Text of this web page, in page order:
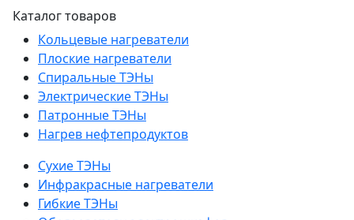
Каталог товаров
Кольцевые нагреватели
Плоские нагреватели
Спиральные ТЭНы
Электрические ТЭНы
Патронные ТЭНы
Нагрев нефтепродуктов
Сухие ТЭНы
Инфракрасные нагреватели
Гибкие ТЭНы